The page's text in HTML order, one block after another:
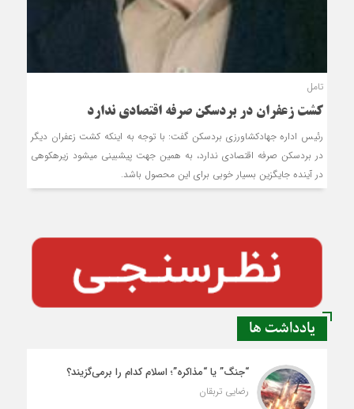
تامل
کشت زعفران در بردسکن صرفه اقتصادی ندارد
رئیس اداره جهادکشاورزی بردسکن گفت: با توجه به این‏که کشت زعفران دیگر
در بردسکن صرفه اقتصادی ندارد، به همین جهت پیش‎بینی می‎شود زیره‎کوهی
در آینده جایگزین بسیار خوبی برای این محصول باشد.
یادداشت ها
“جنگ” یا “مذاکره”؛ اسلام کدام را برمی‌گزیند؟
رضایی تربقان